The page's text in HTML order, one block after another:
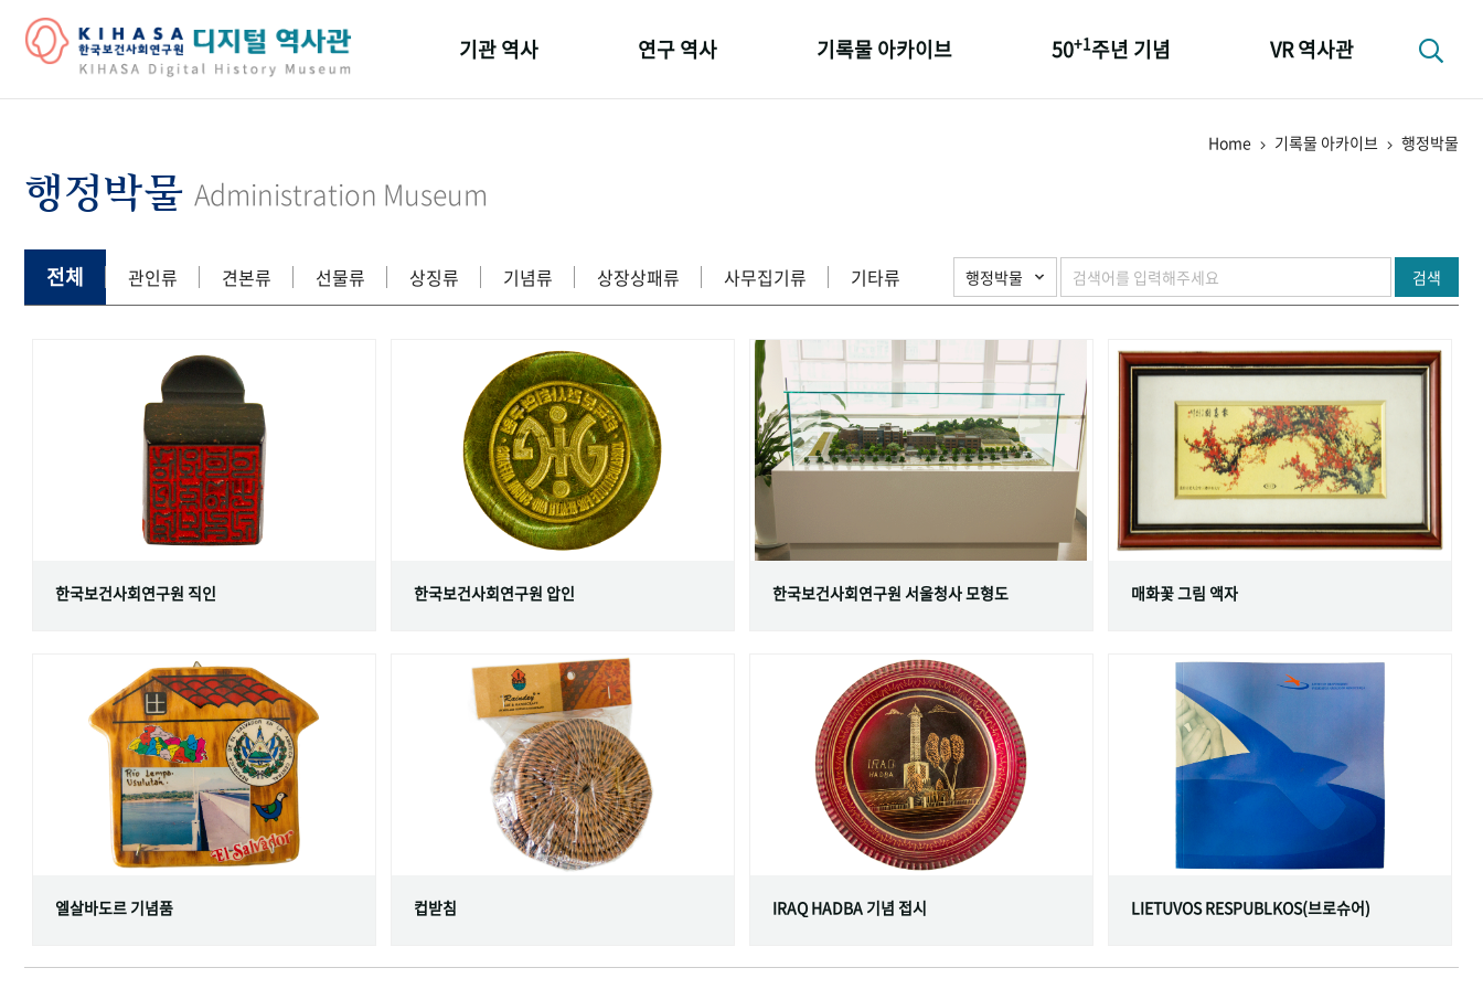
기관 역사
연구원 사람들
연구 역사
간행물 변천사
기록물 아카이브
영상 기록물
50+1주년 기념
세계와 함께 한 KIHASA
VR 역사관
Home 기록물 아카이브 행정박물
행정박물 Administration Museum
전체 관인류 견본류 선물류 상징류 기념류 상장상패류 사무집기류 기타류 검색
한국보건사회연구원 직인 한국보건사회연구원 압인 한국보건사회연구원 서울청사 모형도 매화꽃 그림 액자
엘살바도르 기념품 컵받침 IRAQ HADBA 기념 접시 LIETUVOS RESPUBLKOS(브로슈어)